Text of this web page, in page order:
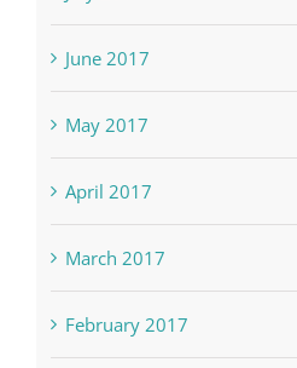
July 2017
June 2017
May 2017
April 2017
March 2017
February 2017